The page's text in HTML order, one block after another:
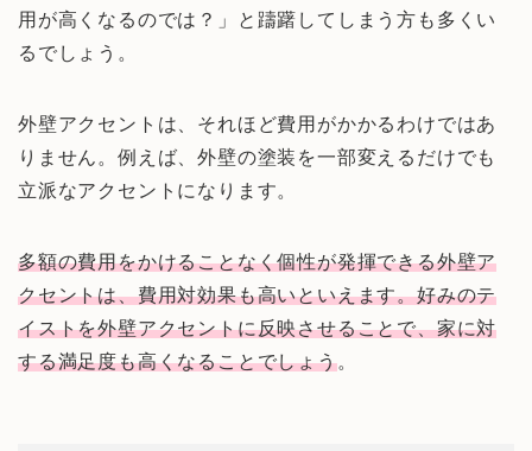
用が高くなるのでは？」と躊躇してしまう方も多くい
るでしょう。
外壁アクセントは、それほど費用がかかるわけではあ
りません。例えば、外壁の塗装を一部変えるだけでも
立派なアクセントになります。
多額の費用をかけることなく個性が発揮できる外壁ア
クセントは、費用対効果も高いといえます。好みのテ
イストを外壁アクセントに反映させることで、家に対
する満足度も高くなることでしょう。